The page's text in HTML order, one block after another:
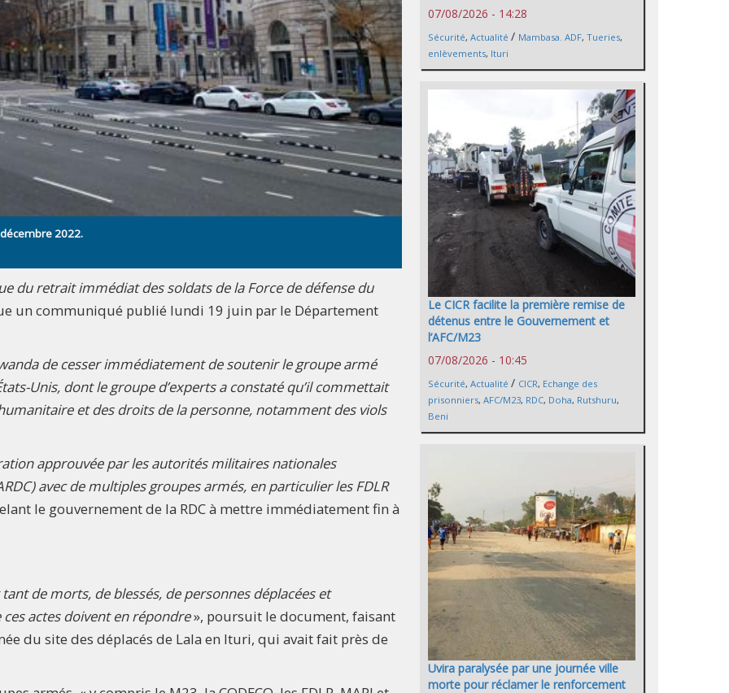
2022.
du retrait immédiat des soldats de la Force de défense du
un communiqué publié lundi 19 juin par le Département
de cesser immédiatement de soutenir le groupe armé
Unis, dont le groupe d’experts a constaté qu’il commettait
et des droits de la personne, notamment des viols
approuvée par les autorités militaires nationales
avec de multiples groupes armés, en particulier les FDLR
le gouvernement de la RDC à mettre immédiatement fin à
de morts, de blessés, de personnes déplacées et
actes doivent en répondre», poursuit le document, faisant
du site des déplacés de Lala en Ituri, qui avait fait près de
07/08/2026 - 14:28
Sécurité, Actualité / Mambasa. ADF, Tueries,
enlèvements, Ituri
Le CICR facilite la première remise de
détenus entre le Gouvernement et
l’AFC/M23
07/08/2026 - 10:45
Sécurité, Actualité / CICR, Echange des
prisonniers, AFC/M23, RDC, Doha, Rutshuru,
Beni
Uvira paralysée par une journée ville
morte pour réclamer le renforcement